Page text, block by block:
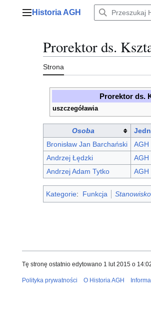
Menu główne
Historia AGH
Prorektor ds.
Strona
Prorektor ds.
uszczegóławia
Osoba
Bronisław Jan Barchański
AGH
Andrzej Łędzki
AGH
Andrzej Adam Tytko
AGH
Kategorie: Funkcja Stanowisko
Tę stronę ostatnio edytowano 1 lut 2015 o
Polityka prywatności O Historia AGH